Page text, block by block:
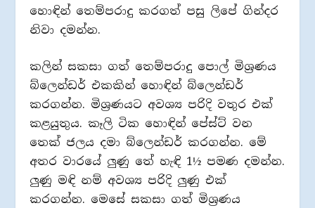
හොඳින් තෙම්පරාදු කරගත් පසු ලිපේ ගින්දර
නිවා දමන්න.
කලින් සකසා ගත් තෙම්පරාදු පොල් මිශ්‍රණය
බ්ලෙන්ඩර් එකකින් හොඳින් බ්ලෙන්ඩර්
කරගන්න. මිශ්‍රණයට අවශ්‍ය පරිදි වතුර එක්
කළයුතුය. කෑලි ටික හොඳින් පේස්ට් වන
තෙක් ජලය දමා බ්ලෙන්ඩර් කරගන්න. මේ
අතර වාරයේ ලුණු තේ හැඳි 1½ පමණ දමන්න.
ලුණු මඳි නම් අවශ්‍ය පරිදි ලුණු එක්
කරගන්න. මෙසේ සකසා ගත් මිශ්‍රණය